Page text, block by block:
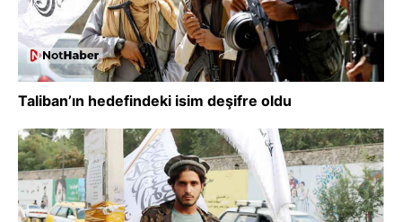
Taliban’ın hedefindeki isim deşifre oldu